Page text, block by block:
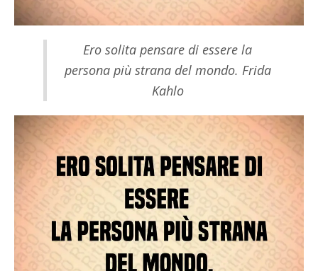
Ero solita pensare di essere la
persona più strana del mondo. Frida
Kahlo